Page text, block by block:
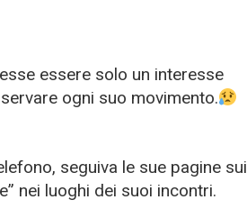
essere solo un interesse
ogni suo movimento.
seguiva le sue pagine sui
nei luoghi dei suoi incontri.